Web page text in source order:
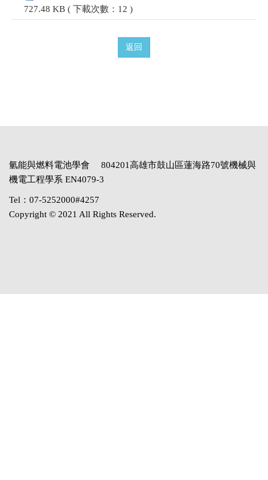
727.48 KB ( 下載次數：12 )
返回
氫能與燃料電池學會 804201高雄市鼓山區蓮海路70號機械與
機電工程學系 EN4079-3
Tel：07-5252000#4257
Copyright © 2021 All Rights Reserved.